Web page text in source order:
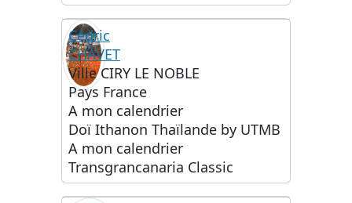
Cédric
CHAVET
Ville CIRY LE NOBLE
Pays France
A mon calendrier
Doï Ithanon Thaïlande by UTMB
A mon calendrier
Transgrancanaria Classic